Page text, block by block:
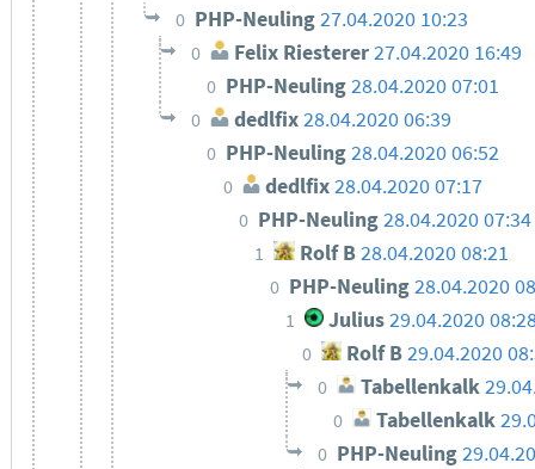
0 PHP-Neuling27.04.2020 10:23
0 Felix Riesterer27.04.2020 16:49
0 PHP-Neuling28.04.2020 07:01
0 dedlfix28.04.2020 06:39
0 PHP-Neuling28.04.2020 06:52
0 dedlfix28.04.2020 07:17
0 PHP-Neuling28.04.2020 07:34
1 Rolf B 28.04.2020 08:21
0 PHP-Neuling28.04.2020
1 Julius29.04.2020
0 Rolf B29.04.2020
0 Tabellenkalk
0 Tabellenkalk
0 PHP-Neuling